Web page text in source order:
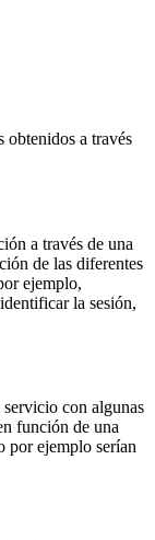
obtenidos a través
a través de una
de las diferentes
ejemplo,
la sesión,
con algunas
función de una
por ejemplo serían